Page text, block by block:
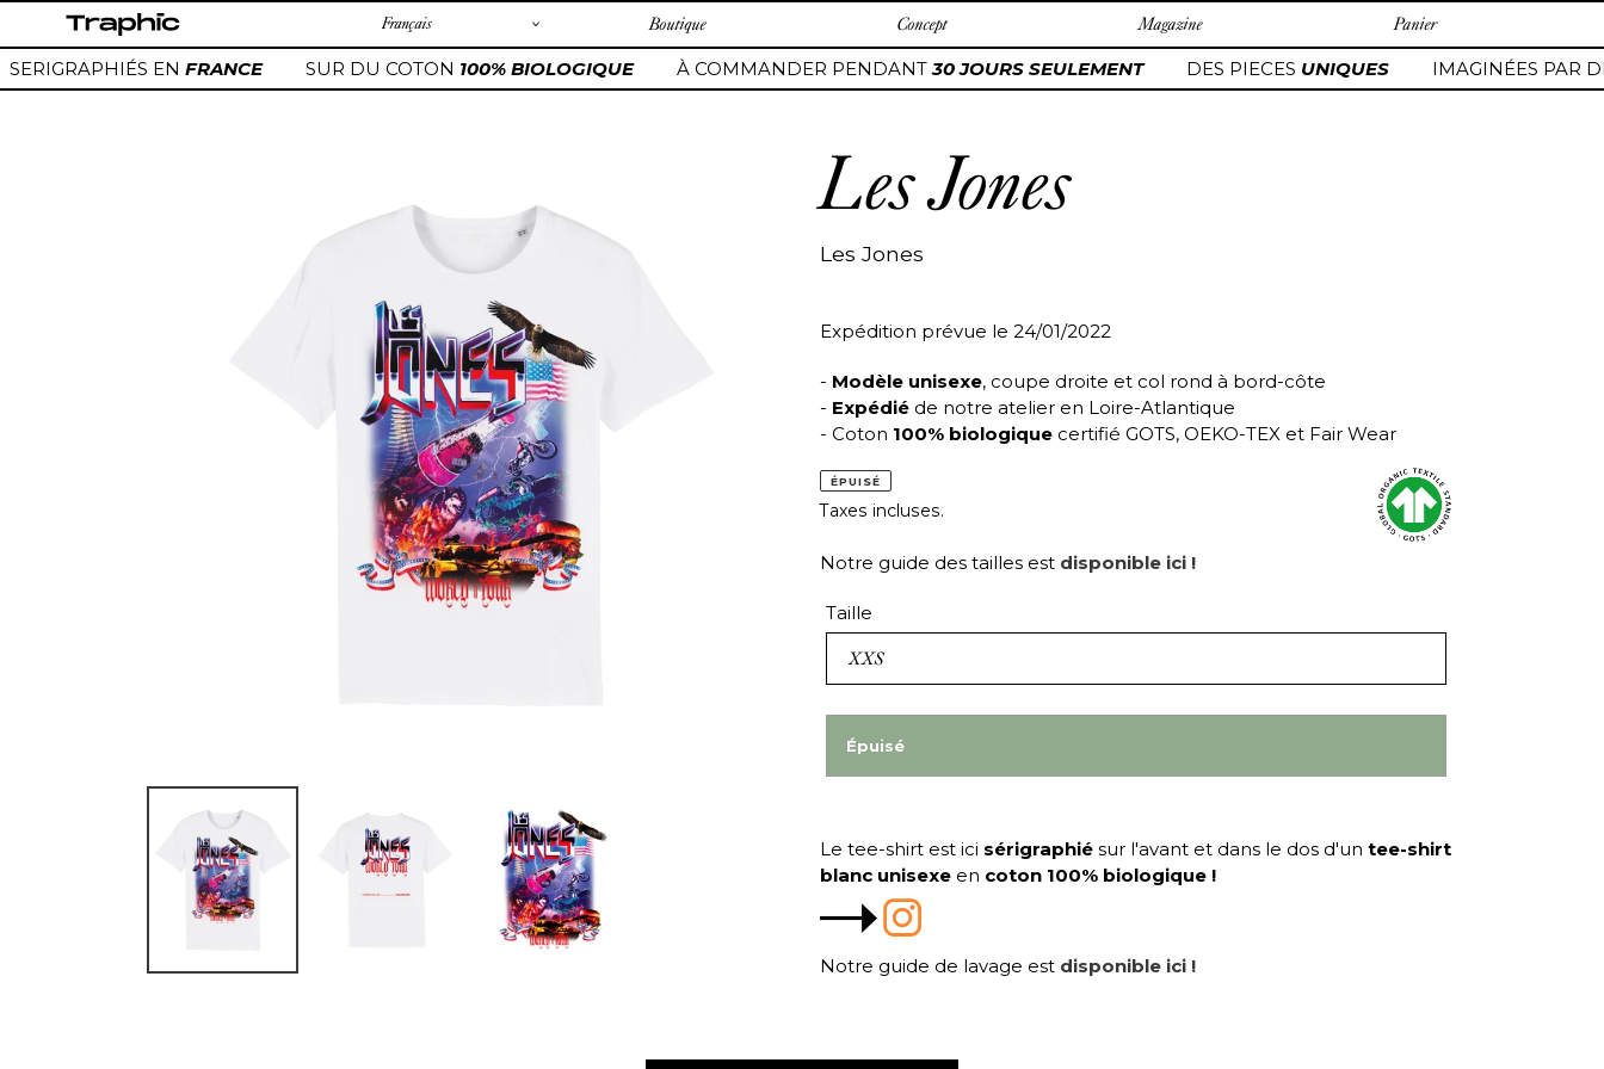
contenu
Boutique Concept Magazine Panier
ENFRANCE SUR DU COTON100% BIOLOGIQUE À COMMANDER PENDANT30 JOURS SEULEMENT DES PIECESUNIQUES IMAGINÉES PAR
Les Jones
Les Jones
Expédition prévue le 24/01/2022
- Modèle unisexe, coupe droite et col rond à bord-côte
- Expédié de notre atelier en Loire-Atlantique
- Coton 100% biologique certifié GOTS, OEKO-TEX et Fair Wear
ÉPUISÉ
Taxes incluses.
Notre guide des tailles est disponible ici !
Taille
Épuisé
Le tee-shirt est ici sérigraphié sur l'avant et dans le dos d'un tee-shirt
blanc unisexe en coton 100% biologique !
Notre guide de lavage est disponible ici !